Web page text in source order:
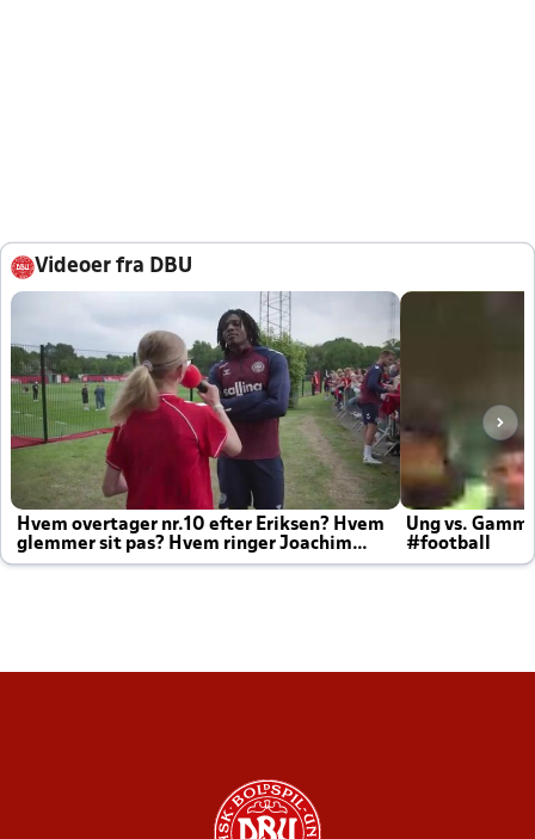
Videoer fra DBU
Hvem overtager nr.10 efter Eriksen? Hvem
glemmer sit pas? Hvem ringer Joachim
altid til efter kampe?
Ung vs.
#football